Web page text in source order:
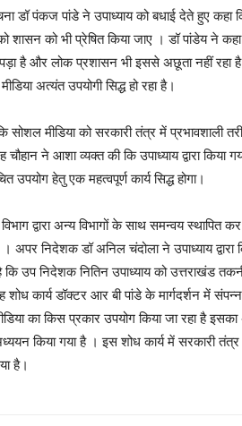
डॉ पंकज पांडे ने उपाध्याय को बधाई देते हुए
शासन को भी प्रेषित किया जाए । डॉ पांडेय ने
पड़ा है और लोक प्रशासन भी इससे अछूता नहीं
अत्यंत उपयोगी सिद्ध हो रहा है।
सोशल मीडिया को सरकारी तंत्र में प्रभावशाली
ने आशा व्यक्त की कि उपाध्याय द्वारा किया
उपयोग हेतु एक महत्वपूर्ण कार्य सिद्ध होगा।
द्वारा अन्य विभागों के साथ समन्वय
। अपर निदेशक डॉ अनिल चंदोला ने उपाध्याय
उप निदेशक नितिन उपाध्याय को उत्तराखंड
शोध कार्य डॉक्टर आर बी पांडे के मार्गदर्शन में
का किस प्रकार उपयोग किया जा रहा है
किया गया है । इस शोध कार्य में सरकारी
है।